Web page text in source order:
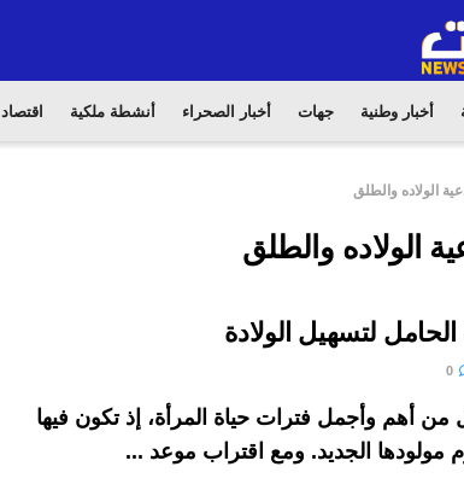
أخبار وطنية جهات أخبار الصحراء أنشطة ملكية اقتصاد
الولاده والطلق
الولاده والطلق
الحامل لتسهيل الولادة
من أهم وأجمل فترات حياة المرأة، إذ تكون فيها
مولودها الجديد. ومع اقتراب موعد ...